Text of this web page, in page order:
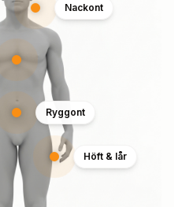
Nackont
Ryggont
Höft & lår